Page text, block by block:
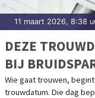
11 maart 2026, 8:38
DEZE
BIJ
Wie gaat trouwen,
trouwdatum. Die dag